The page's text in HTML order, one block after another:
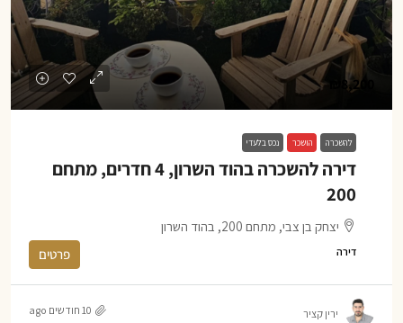
₪8,200
להשכרה הושכר נכס בלעדי
דירה להשכרה בהוד השרון, 4 חדרים, מתחם
200
יצחק בן צבי, מתחם 200, בהוד השרון
דירה פרטים
ירין קציר 10 חודשים ago